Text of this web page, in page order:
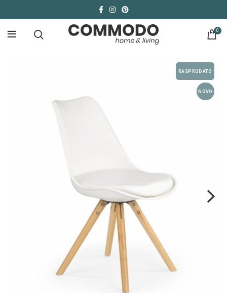
0
RASPRODATO
NOVO